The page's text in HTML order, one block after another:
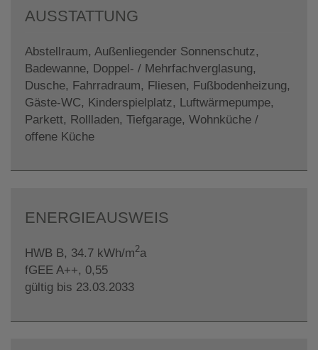
AUSSTATTUNG
Abstellraum Außenliegender Sonnenschutz
Badewanne Doppel- / Mehrfachverglasung
Dusche Fahrradraum Fliesen
Fußbodenheizung
Gäste-WC
Kinderspielplatz
Luftwärmepumpe
Parkett Rollladen Tiefgarage Wohnküche /
offene Küche
ENERGIEAUSWEIS
HWB B, 34.7 kWh/m2a
fGEE A++, 0,55
gültig bis 23.03.2033